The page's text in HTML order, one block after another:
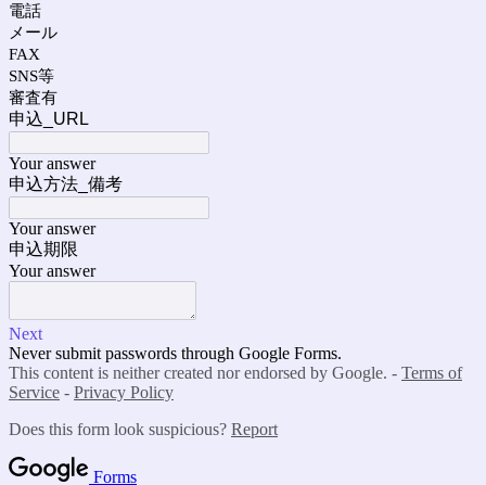
電話
メール
FAX
SNS等
審査有
申込_URL
Your answer
申込方法_備考
Your answer
申込期限
Your answer
Next
Never submit passwords through Google Forms.
This content is neither created nor endorsed by Google. - Terms of
Service - Privacy Policy
Does this form look suspicious? Report
Forms